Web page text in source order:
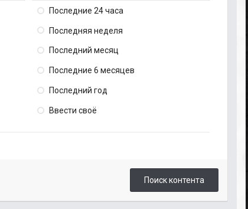
Последние 24 часа
Последняя неделя
Последний месяц
Последние 6 месяцев
Последний год
Ввести своё
Поиск контента